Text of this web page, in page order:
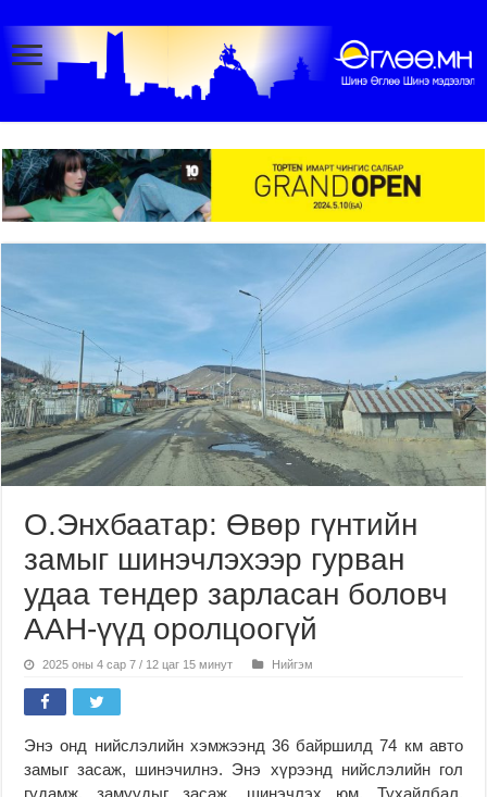
О.Энхбаатар: Өвөр гүнтийн
замыг шинэчлэхээр гурван
удаа тендер зарласан боловч
ААН-үүд оролцоогүй
2025 оны 4 сар 7 / 12 цаг 15 минут Нийгэм
Энэ онд нийслэлийн хэмжээнд 36 байршилд 74 км авто
замыг засаж, шинэчилнэ. Энэ хүрээнд нийслэлийн гол